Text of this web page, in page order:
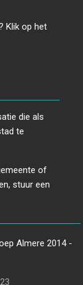
Klik op het
die als
te
of
stuur een
Almere 2014 -